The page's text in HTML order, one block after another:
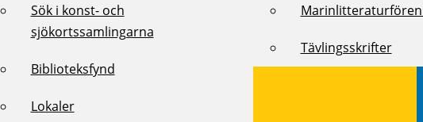
Sök i konst- och
sjökortssamlingarna
Biblioteksfynd
Lokaler
Tävlingsskrifter